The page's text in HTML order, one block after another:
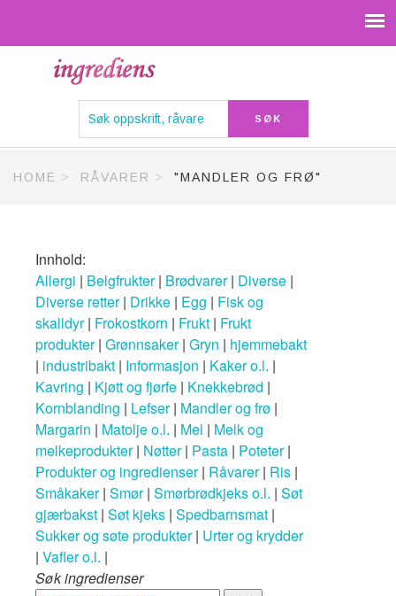
HOME RÅVARER "MANDLER OG FRØ"
Innhold:
Allergi | Belgfrukter| Brødvarer| Diverse |
Diverse retter| Drikke | Egg | Fisk og
skalldyr| Frokostkorn | Frukt | Frukt
produkter| Grønnsaker| Gryn | hjemmebakt
| industribakt | Informasjon | Kaker o.l. |
Kavring | Kjøtt og fjørfe | Knekkebrød |
Kornblanding | Lefser| Mandler og frø |
Margarin | Matolje o.l. | Mel | Melk og
melkeprodukter| Nøtter| Pasta | Poteter|
Produkter og ingredienser| Råvarer| Ris |
Småkaker| Smør| Smørbrødkjeks o.l. | Søt
gjærbakst | Søt kjeks | Spedbarnsmat |
Sukker og søte produkter| Urter og krydder
| Vafler o.l. |
Søk ingredienser